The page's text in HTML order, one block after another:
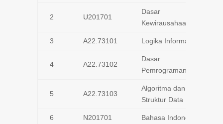
2 U201701
Dasar
Kewirausahaan
3 A22.73101 Logika Informatika
4 A22.73102
Dasar
Pemrograman
5 A22.73103
Algoritma dan
Struktur Data
6 N201701 Bahasa Indonesia